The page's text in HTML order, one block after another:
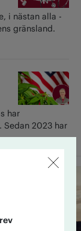
i nästan alla
gränsland.
har
Sedan 2023 har